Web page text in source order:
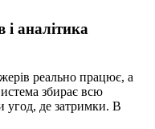
аналітика
реально працює, а
збирає всю
угод, де затримки. В